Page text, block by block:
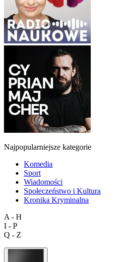
Najpopularniejsze kategorie
Komedia
Sport
Wiadomości
Społeczeństwo i Kultura
Kronika Kryminalna
A - H
I - P
Q - Z